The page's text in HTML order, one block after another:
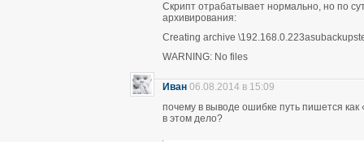
Скрипт отрабатывает нормально, но по
архивирования:
Creating archive
WARNING: No files
Иван 06.08.2014 в 15:09
почему в выводе ошибке путь пишется
в этом дело?